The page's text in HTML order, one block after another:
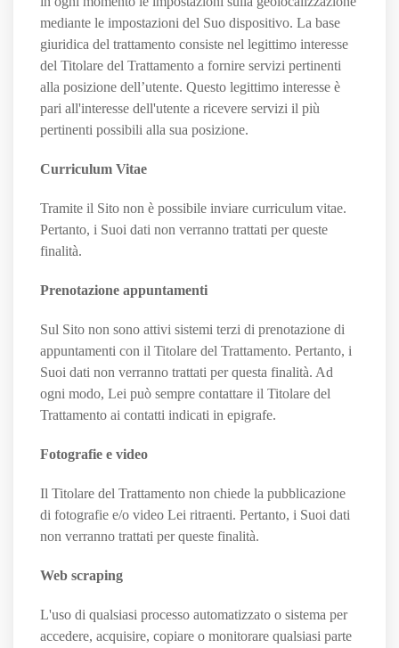
mediante le impostazioni del Suo dispositivo. La base
giuridica del trattamento consiste nel legittimo interesse
del Titolare del Trattamento a fornire servizi pertinenti
alla posizione dell’utente. Questo legittimo interesse è
pari all'interesse dell'utente a ricevere servizi il più
pertinenti possibili alla sua posizione.
Curriculum Vitae
Tramite il Sito non è possibile inviare curriculum vitae.
Pertanto, i Suoi dati non verranno trattati per queste
finalità.
Prenotazione appuntamenti
Sul Sito non sono attivi sistemi terzi di prenotazione di
appuntamenti con il Titolare del Trattamento. Pertanto, i
Suoi dati non verranno trattati per questa finalità. Ad
ogni modo, Lei può sempre contattare il Titolare del
Trattamento ai contatti indicati in epigrafe.
Fotografie e video
Il Titolare del Trattamento non chiede la pubblicazione
di fotografie e/o video Lei ritraenti. Pertanto, i Suoi dati
non verranno trattati per queste finalità.
Web scraping
L'uso di qualsiasi processo automatizzato o sistema per
accedere, acquisire, copiare o monitorare qualsiasi parte